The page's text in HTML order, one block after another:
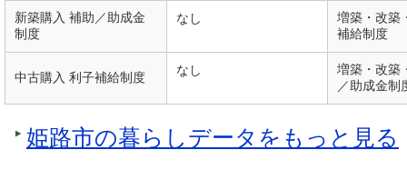
新築購入 補助／助成金
制度
なし
増築・改築
補給制度
中古購入 利子補給制度 なし
増築・改築
／助成金制
姫路市の暮らしデータをもっと見る